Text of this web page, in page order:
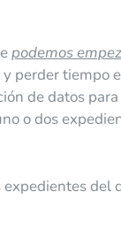
podemos
perder tiempo
de datos
o dos
del